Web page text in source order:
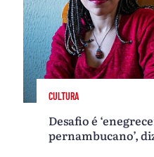
CULTURA
Desafio é
pernambucano’,